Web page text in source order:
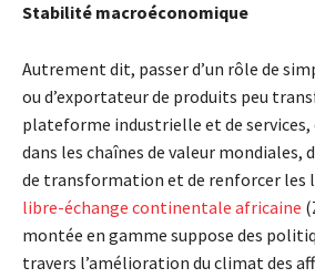
Stabilité macroéconomique
Autrement dit, passer d’un rôle de
ou d’exportateur de produits peu
plateforme industrielle et de services,
dans les chaînes de valeur mondiales,
de transformation et de renforcer les
libre-échange continentale africaine
montée en gamme suppose des
travers l’amélioration du climat des